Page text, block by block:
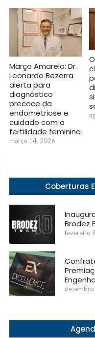
Março Amarelo: Dr.
Leonardo Bezerra
alerta para
diagnóstico
precoce da
endometriose e
cuidado com a
fertilidade feminina
março 14, 2026
Coberturas
Brodez
fevereiro